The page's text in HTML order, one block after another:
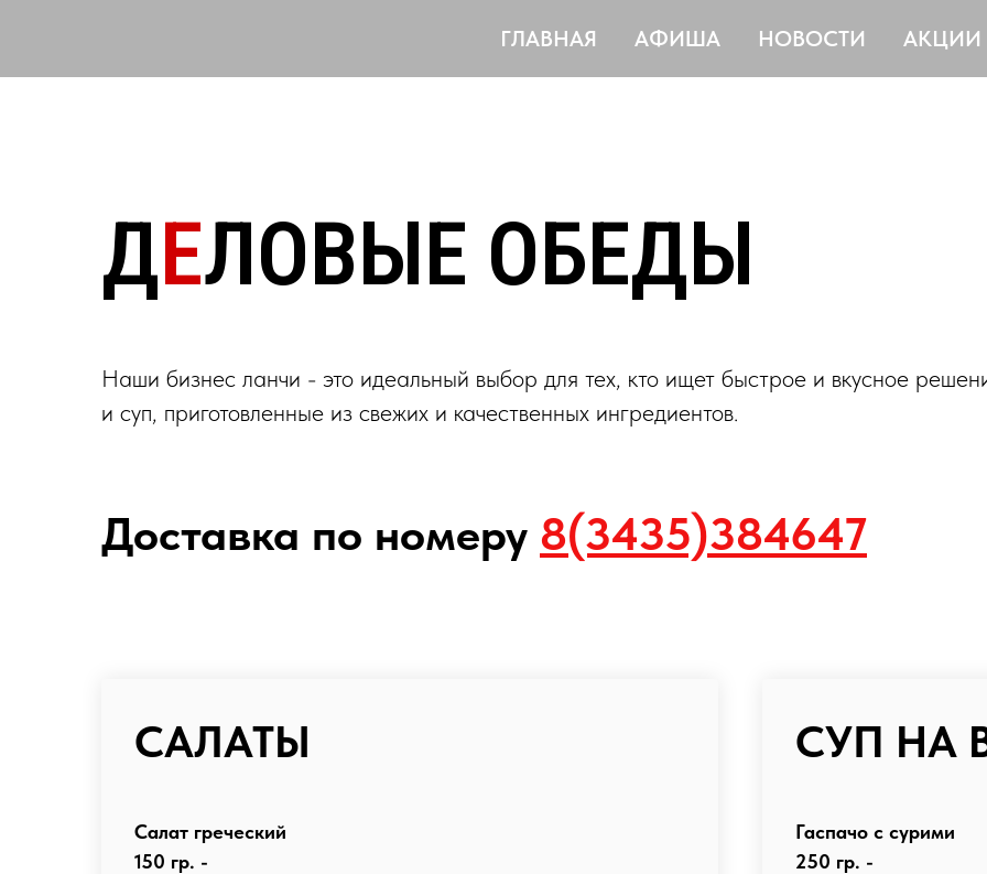
ГЛАВНАЯ АФИША НОВОСТИ АКЦИИ
ДЕЛОВЫЕ ОБЕДЫ
Наши бизнес ланчи - это идеальный выбор для тех, кто ищет быстрое и вкусное
и суп, приготовленные из свежих и качественных ингредиентов.
Доставка по номеру 8(3435)384647
САЛАТЫ
Салат греческий
150 гр. -
СУП НА
Гаспачо с сурими
250 гр. -